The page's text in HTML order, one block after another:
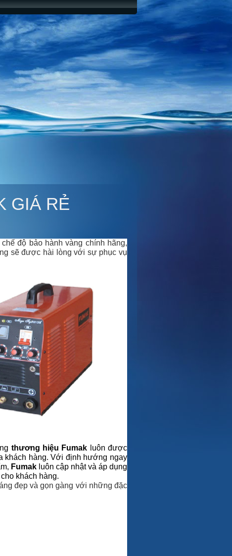
GIÁ RẺ
độ bảo hành vàng chính hãng,
sẽ được hài lòng với sự phục vụ
thương hiệu Fumak luôn được
khách hàng. Với định hướng ngay
Fumakluôn cập nhật và áp dụng
khách hàng.
đẹp và gọn gàng với những đặc